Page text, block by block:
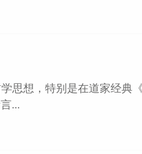
思想，特别是在道家经典《
...